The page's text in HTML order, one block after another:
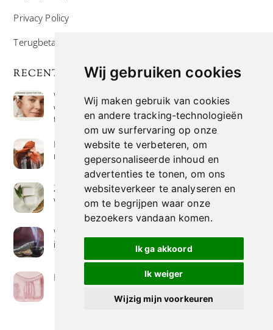
Wij gebruiken cookies
Wij maken gebruik van cookies
en andere tracking-technologieën
om uw surfervaring op onze
website te verbeteren, om
gepersonaliseerde inhoud en
advertenties te tonen, om ons
websiteverkeer te analyseren en
om te begrijpen waar onze
bezoekers vandaan komen.
Ik ga akkoord
Ik weiger
Wijzig mijn voorkeuren
Privacy Policy
Terugbetaal- en retourneringsbeleid
RECENTE POSTS
Wat is niacinamide? Voordelen, toepassingen en
waarom het overal in huidverzorgingsproducten
te vinden is
Hoe verf je haar op de meest natuurlijke manier
met henna kleuring
Zeep met een hoog vetgehalte: mythe of
werkelijkheid?
Wierook betekenis geven : geurende avonturen
in je huis
Het belang van collageen voor de huid